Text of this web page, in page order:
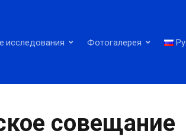
исследования Фотогалерея
совещание